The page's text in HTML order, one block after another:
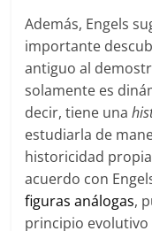
Además, Engels
importante
antiguo al
solamente es
decir, tiene una
estudiarla de
historicidad
acuerdo con
figuras análogas,
principio evolutivo